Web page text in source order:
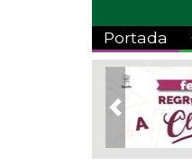
Portada
Previous